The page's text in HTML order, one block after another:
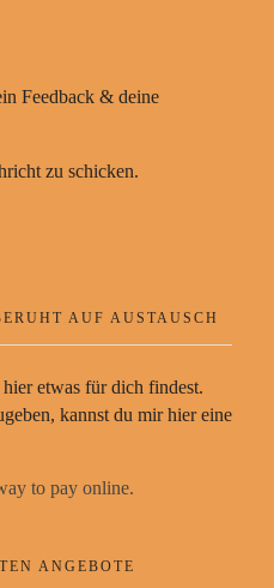
Feedback & deine
zu schicken.
AUF AUSTAUSCH
etwas für dich findest.
kannst du mir hier eine
ANGEBOTE